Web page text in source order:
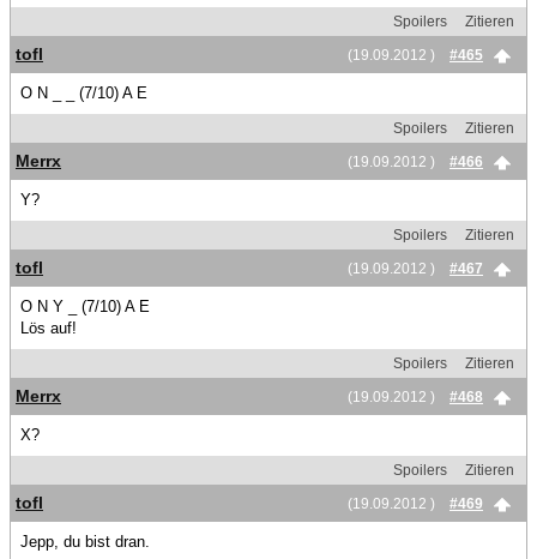
Spoilers
Zitieren
(19.09.2012 )
#465
tofl
O N _ _ (7/10) A E
Spoilers
Zitieren
(19.09.2012 )
#466
Merrx
Y?
Spoilers
Zitieren
(19.09.2012 )
#467
tofl
O N Y _ (7/10) A E
Lös auf!
Spoilers
Zitieren
(19.09.2012 )
#468
Merrx
X?
Spoilers
Zitieren
(19.09.2012 )
#469
tofl
Jepp, du bist dran.